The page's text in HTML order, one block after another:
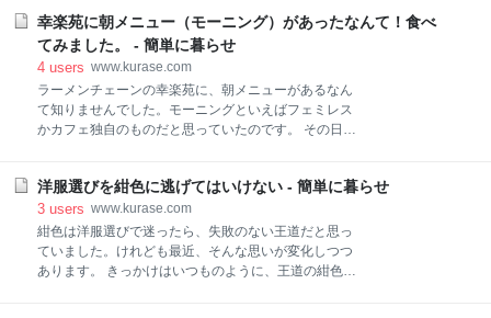
二度おどろきました。 それはそうと、著者はこの本記
載の時点で、日本が気に入り日本に住んでいたようで
す。また、たびたび登場するの言葉は「禅」です。 そ
ういえば15年
らです。当時、金は値上がりしていました。 「早く開
始してたら、今頃は・・」なんて若干後悔しつつも、
これからに関しては「よくわからない」思いがありま
した。 投資の鉄則は「わからないものには投資しな
い」です。けれども当時は、とりあえず口座を開き、
当時の最低積立額である千円で開始しました。 口座開
ることにしていました。 当時、月一万円以上の積み立
てをするつもりでした。ところがです。そのタイミン
グで私は4か月急な入院をしました。 当然、純金積み
立てどころではありま
幸楽苑に朝メニュー（モーニング）があったなんて！食べ
てみました。 - 簡単に暮らせ
4 users www.kurase.com
ラーメンチェーンの幸楽苑に、朝メニューがあるなん
て知りませんでした。モーニングといえばフェミレス
かカフェ独自のものだと思っていたのです。 その日は
ニングを食べるつもりでした。 ところがたまたま目に
ついたのは幸楽苑だったのです。幸楽苑といえば、し
ばらく前に一度お昼を食べたことがあります。
www.kurase.com そういえば、「あれ以来入ったこと
がなかったな」と思うと、お店は開店していました。
洋服選びを紺色に逃げてはいけない - 簡単に暮らせ
3 users www.kurase.com
紺色は洋服選びで迷ったら、失敗のない王道だと思っ
ていました。けれども最近、そんな思いが変化しつつ
あります。 きっかけはいつものように、王道の紺色の